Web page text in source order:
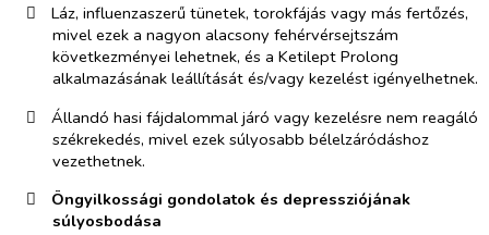
​
Láz, influenzaszerű tünetek, torokfájás vagy más fertőzés,
mivel ezek a nagyon alacsony fehérvérsejtszám
következményei lehetnek, és a Ketilept Prolong
alkalmazásának leállítását és/vagy kezelést igényelhetnek.
​
Állandó hasi fájdalommal járó vagy kezelésre nem reagáló
székrekedés, mivel ezek súlyosabb bélelzáródáshoz
vezethetnek.
​
Öngyilkossági gondolatok és depressziójának
súlyosbodása